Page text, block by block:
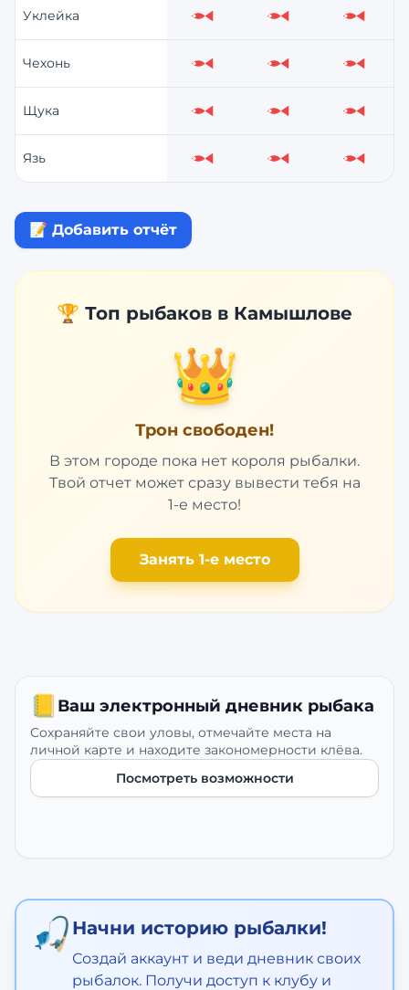
Уклейка Слабо Слабо Слабо
Чехонь Слабо Слабо Слабо
Щука Слабо Слабо Слабо
Язь Слабо Слабо Слабо
📝 Добавить отчёт
🏆 Топ рыбаков в Камышлове
👑
Трон свободен!
В этом городе пока нет короля рыбалки.
Твой отчет может сразу вывести тебя на
1-е место!
Занять 1-е место
📒 Ваш электронный дневник рыбака
Сохраняйте свои уловы, отмечайте места на
личной карте и находите закономерности клёва.
Посмотреть возможности
🎣 Начни историю рыбалки!
Создай аккаунт и веди дневник своих
рыбалок. Получи доступ к клубу и